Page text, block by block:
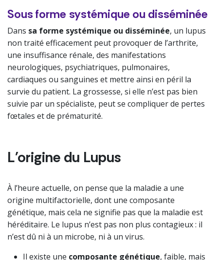
Sous forme systémique ou disséminé​e
Dans sa forme systémique ou disséminée, un lupus
non traité efficacement peut provoquer de l’arthrite,
une insuffisance rénale, des manifestations
neurologiques, psychiatriques, pulmonaires,
cardiaques ou sanguines et mettre ainsi en péril la
survie du patient. La grossesse, si elle n’est pas bien
suivie par un spécialiste, peut se compliquer de pertes
fœtales et de prématurité.
L'origine du Lupus
À l’heure actuelle, on pense que la maladie a une
origine multifactorielle, dont une composante
génétique, mais cela ne signifie pas que la maladie est
héréditaire. Le lupus n’est pas non plus contagieux : il
n’est dû ni à un microbe, ni à un virus.
Il existe une composante génétique, faible, mais